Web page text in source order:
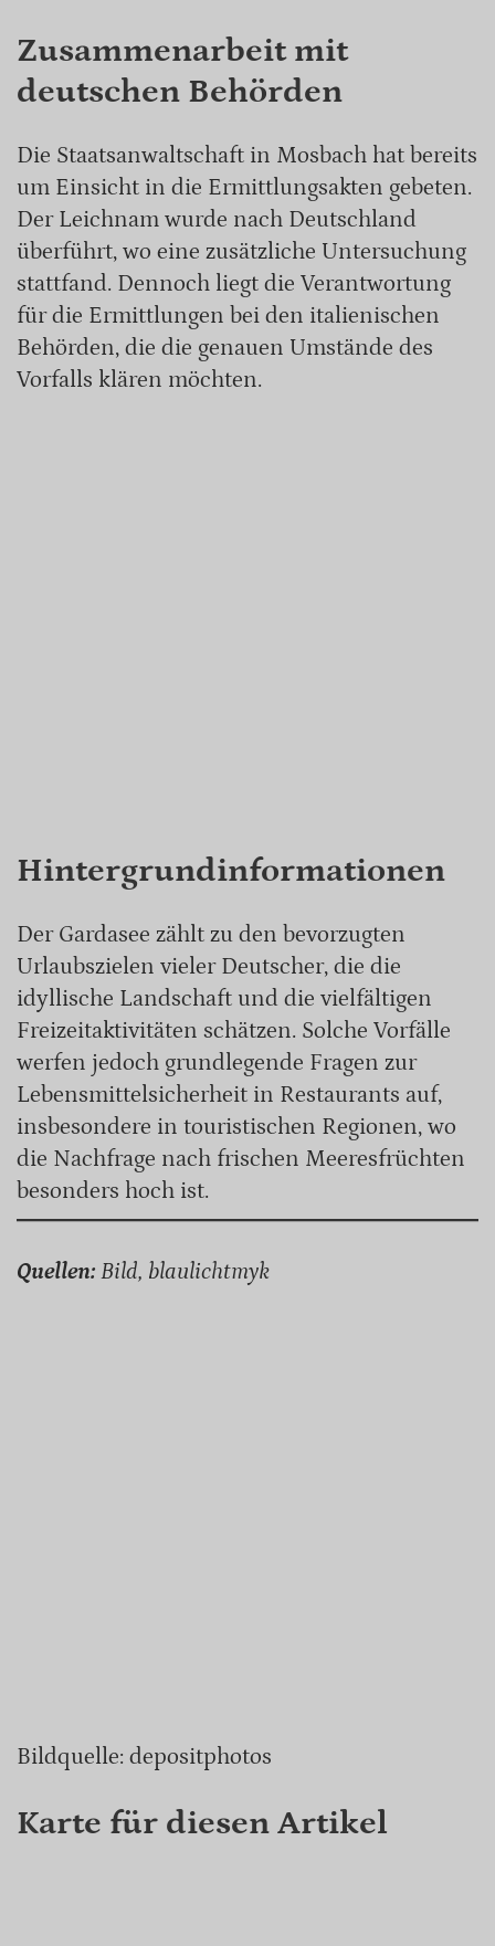
Zusammenarbeit mit
deutschen Behörden
Die Staatsanwaltschaft in Mosbach hat bereits
um Einsicht in die Ermittlungsakten gebeten.
Der Leichnam wurde nach Deutschland
überführt, wo eine zusätzliche Untersuchung
stattfand. Dennoch liegt die Verantwortung
für die Ermittlungen bei den italienischen
Behörden, die die genauen Umstände des
Vorfalls klären möchten.
Hintergrundinformationen
Der Gardasee zählt zu den bevorzugten
Urlaubszielen vieler Deutscher, die die
idyllische Landschaft und die vielfältigen
Freizeitaktivitäten schätzen. Solche Vorfälle
werfen jedoch grundlegende Fragen zur
Lebensmittelsicherheit in Restaurants auf,
insbesondere in touristischen Regionen, wo
die Nachfrage nach frischen Meeresfrüchten
besonders hoch ist.
Quellen: Bild, blaulichtmyk
Bildquelle: depositphotos
Karte für diesen Artikel